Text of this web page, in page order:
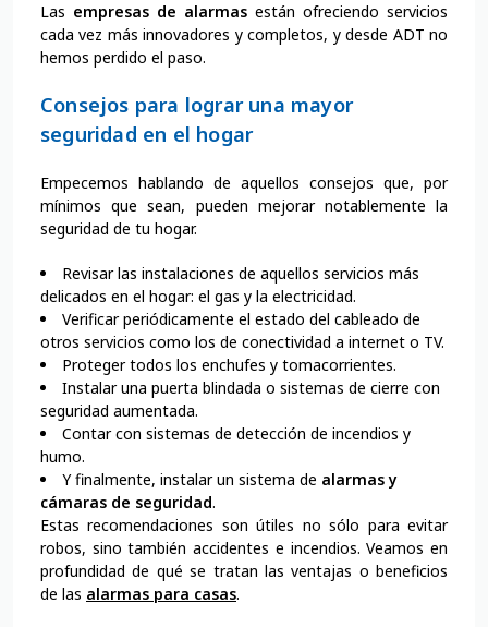
Las empresas de alarmas están ofreciendo servicios
cada vez más innovadores y completos, y desde ADT no
hemos perdido el paso.
Consejos para lograr una mayor
seguridad en el hogar
Empecemos hablando de aquellos consejos que, por
mínimos que sean, pueden mejorar notablemente la
seguridad de tu hogar.
Revisar las instalaciones de aquellos servicios más
delicados en el hogar: el gas y la electricidad.
Verificar periódicamente el estado del cableado de
otros servicios como los de conectividad a internet o TV.
Proteger todos los enchufes y tomacorrientes.
Instalar una puerta blindada o sistemas de cierre con
seguridad aumentada.
Contar con sistemas de detección de incendios y
humo.
Y finalmente, instalar un sistema de alarmas y
cámaras de seguridad.
Estas recomendaciones son útiles no sólo para evitar
robos, sino también accidentes e incendios. Veamos en
profundidad de qué se tratan las ventajas o beneficios
de las alarmas para casas.